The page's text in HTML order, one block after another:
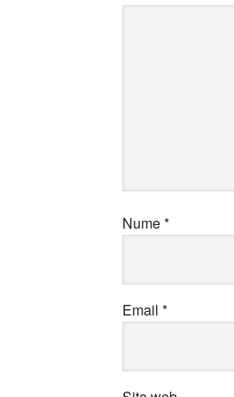
Nume*
Email *